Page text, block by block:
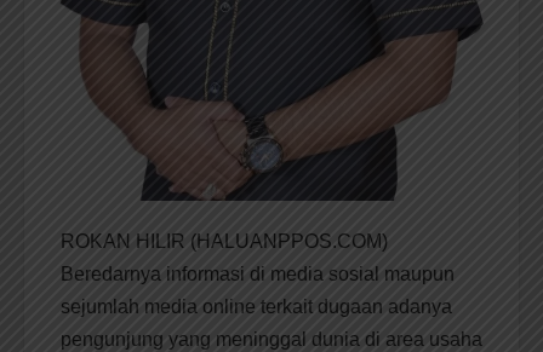
ROKAN HILIR (HALUANPPOS.COM)
Beredarnya informasi di media sosial maupun
sejumlah media online terkait dugaan adanya
pengunjung yang meninggal dunia di area usaha